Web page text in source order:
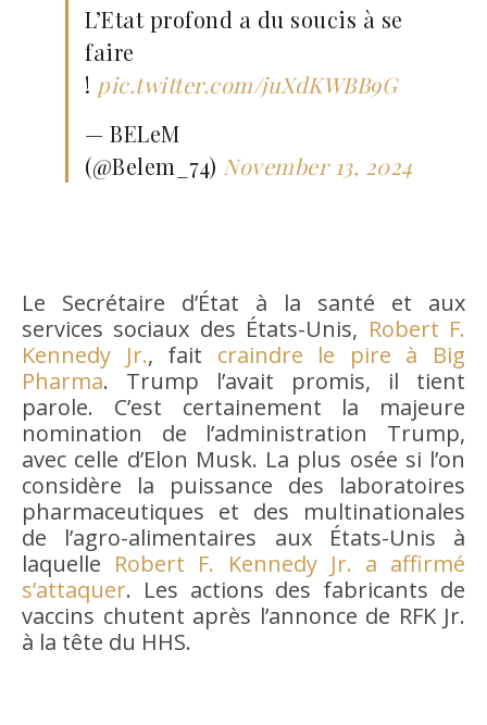
L’Etat profond a du soucis à se
faire
! pic.twitter.com/juXdKWBB9G
— BELeM
(@Belem_74) November 13, 2024
Le Secrétaire d’État à la santé et aux
services sociaux des États-Unis, Robert F.
Kennedy Jr., fait craindre le pire à Big
Pharma. Trump l’avait promis, il tient
parole. C’est certainement la majeure
nomination de l’administration Trump,
avec celle d’Elon Musk. La plus osée si l’on
considère la puissance des laboratoires
pharmaceutiques et des multinationales
de l’agro-alimentaires aux États-Unis à
laquelle Robert F. Kennedy Jr. a affirmé
s’attaquer. Les actions des fabricants de
vaccins chutent après l’annonce de RFK Jr.
à la tête du HHS.